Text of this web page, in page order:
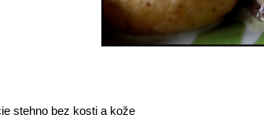
stehno bez kosti a kože